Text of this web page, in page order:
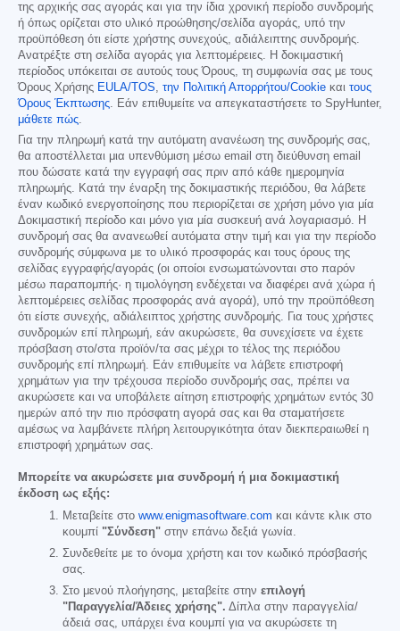
της αρχικής σας αγοράς και για την ίδια χρονική περίοδο συνδρομής
ή όπως ορίζεται στο υλικό προώθησης/σελίδα αγοράς, υπό την
προϋπόθεση ότι είστε χρήστης συνεχούς, αδιάλειπτης συνδρομής.
Ανατρέξτε στη σελίδα αγοράς για λεπτομέρειες. Η δοκιμαστική
περίοδος υπόκειται σε αυτούς τους Όρους, τη συμφωνία σας με τους
Όρους Χρήσης EULA/TOS, την Πολιτική Απορρήτου/Cookie και τους
Όρους Έκπτωσης. Εάν επιθυμείτε να απεγκαταστήσετε το SpyHunter,
μάθετε πώς.
Για την πληρωμή κατά την αυτόματη ανανέωση της συνδρομής σας,
θα αποστέλλεται μια υπενθύμιση μέσω email στη διεύθυνση email
που δώσατε κατά την εγγραφή σας πριν από κάθε ημερομηνία
πληρωμής. Κατά την έναρξη της δοκιμαστικής περιόδου, θα λάβετε
έναν κωδικό ενεργοποίησης που περιορίζεται σε χρήση μόνο για μία
Δοκιμαστική περίοδο και μόνο για μία συσκευή ανά λογαριασμό. Η
συνδρομή σας θα ανανεωθεί αυτόματα στην τιμή και για την περίοδο
συνδρομής σύμφωνα με το υλικό προσφοράς και τους όρους της
σελίδας εγγραφής/αγοράς (οι οποίοι ενσωματώνονται στο παρόν
μέσω παραπομπής· η τιμολόγηση ενδέχεται να διαφέρει ανά χώρα ή
λεπτομέρειες σελίδας προσφοράς ανά αγορά), υπό την προϋπόθεση
ότι είστε συνεχής, αδιάλειπτος χρήστης συνδρομής. Για τους χρήστες
συνδρομών επί πληρωμή, εάν ακυρώσετε, θα συνεχίσετε να έχετε
πρόσβαση στο/στα προϊόν/τα σας μέχρι το τέλος της περιόδου
συνδρομής επί πληρωμή. Εάν επιθυμείτε να λάβετε επιστροφή
χρημάτων για την τρέχουσα περίοδο συνδρομής σας, πρέπει να
ακυρώσετε και να υποβάλετε αίτηση επιστροφής χρημάτων εντός 30
ημερών από την πιο πρόσφατη αγορά σας και θα σταματήσετε
αμέσως να λαμβάνετε πλήρη λειτουργικότητα όταν διεκπεραιωθεί η
επιστροφή χρημάτων σας.
Μπορείτε να ακυρώσετε μια συνδρομή ή μια δοκιμαστική
έκδοση ως εξής:
Μεταβείτε στο www.enigmasoftware.com και κάντε κλικ στο
κουμπί "Σύνδεση" στην επάνω δεξιά γωνία.
Συνδεθείτε με το όνομα χρήστη και τον κωδικό πρόσβασής
σας.
Στο μενού πλοήγησης, μεταβείτε στην επιλογή
"Παραγγελία/Άδειες χρήσης". Δίπλα στην παραγγελία/
άδειά σας, υπάρχει ένα κουμπί για να ακυρώσετε τη